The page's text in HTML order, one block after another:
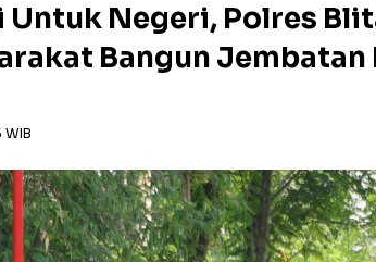
Untuk Negeri, Polres
Bangun Jembatan
WIB